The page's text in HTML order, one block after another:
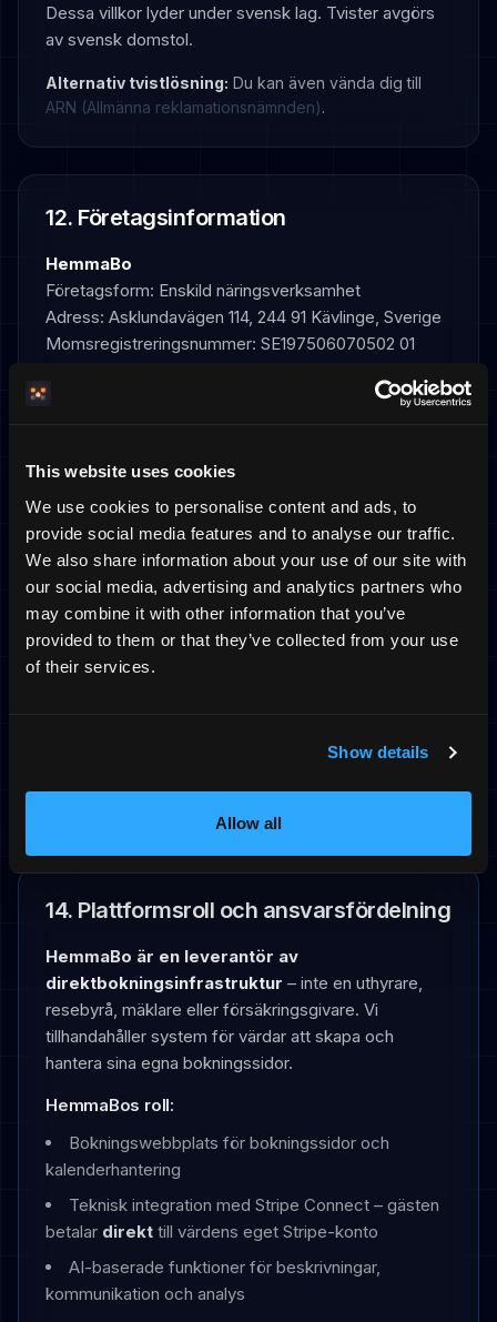
This website uses cookies
We use cookies to personalise content and ads, to
provide social media features and to analyse our traffic.
We also share information about your use of our site with
our social media, advertising and analytics partners who
may combine it with other information that you’ve
provided to them or that they’ve collected from your use
of their services.
Show details
Allow all
Dessa villkor lyder under svensk lag. Tvister avgörs
av svensk domstol.
Alternativ tvistlösning: Du kan även vända dig till
ARN (Allmänna reklamationsnämnden).
12. Företagsinformation
HemmaBo
Företagsform: Enskild näringsverksamhet
Adress: Asklundavägen 114, 244 91 Kävlinge, Sverige
Momsregistreringsnummer: SE197506070502 01
Registrerad i Sverige
13. Reklamation
Om du är missnöjd med tjänsten har du rätt att
reklamera. Är du konsument följer det av lagen
(2022:482) om vissa avtal om digitalt innehåll och
Reklamation ska ske inom skälig tid efter att du
för att reklamera.
14. Plattformsroll och ansvarsfördelning
HemmaBo är en leverantör av
direktbokningsinfrastruktur – inte en uthyrare,
resebyrå, mäklare eller försäkringsgivare. Vi
tillhandahåller system för värdar att skapa och
hantera sina egna bokningssidor.
HemmaBos roll:
Bokningswebbplats för bokningssidor och
kalenderhantering
Teknisk integration med Stripe Connect – gästen
betalar direkt till värdens eget Stripe-konto
AI-baserade funktioner för beskrivningar,
kommunikation och analys